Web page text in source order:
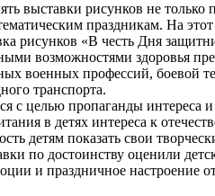
выставки рисунков не
праздникам. На этот
рисунков «В честь Дня
возможностями здоровья
военных профессий, боевой
транспорта.
с целью пропаганды интереса
в детях интереса к
детям показать свои
по достоинству оценили
и праздничное настроение